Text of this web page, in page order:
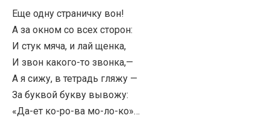
Еще одну страничку вон!
А за окном со всех сторон:
И стук мяча, и лай щенка,
И звон какого-то звонка,—
А я сижу, в тетрадь гляжу —
За буквой букву вывожу:
«Да-ет ко-ро-ва мо-ло-ко»…